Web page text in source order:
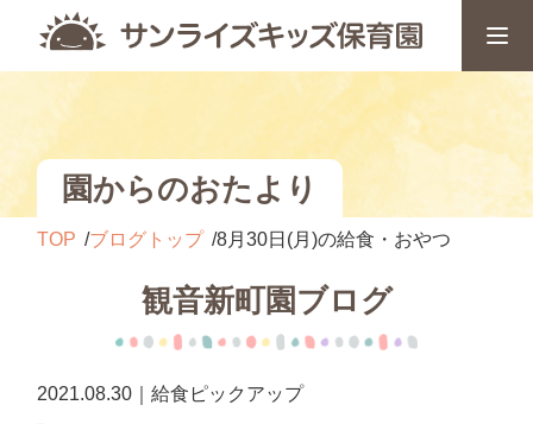
園からのおたより
TOP ブログトップ 8月30日(月)の給食・おやつ
観音新町園ブログ
2021.08.30｜給食ピックアップ